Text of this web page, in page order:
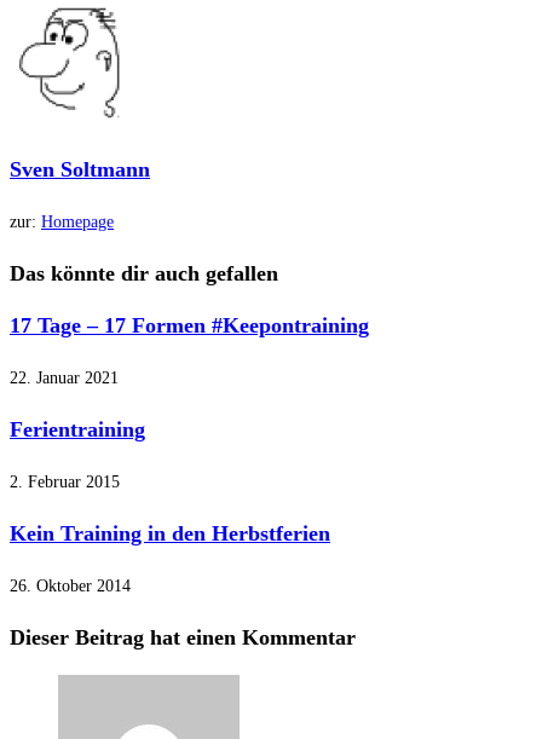
Sven Soltmann
zur: Homepage
Das könnte dir auch gefallen
17 Tage – 17 Formen #Keepontraining
22. Januar 2021
Ferientraining
2. Februar 2015
Kein Training in den Herbstferien
26. Oktober 2014
Dieser Beitrag hat einen Kommentar